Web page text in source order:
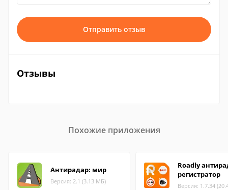
Отправить отзыв
Отзывы
Похожие приложения
Антирадар: мир
Версия: 2.1 (3.13 МБ)
Roadly
регистратор
Версия: 1.7.34